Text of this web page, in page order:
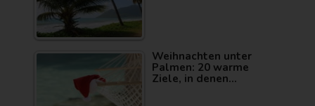
Weihnachten unter
Palmen: 20 warme
Ziele, in denen…